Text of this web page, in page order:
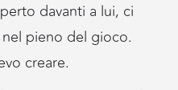
davanti a lui, ci
pieno del gioco.
creare.